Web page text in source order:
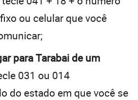
ou celular que você
para Tarabai de um
031 ou 014
do estado em que você se